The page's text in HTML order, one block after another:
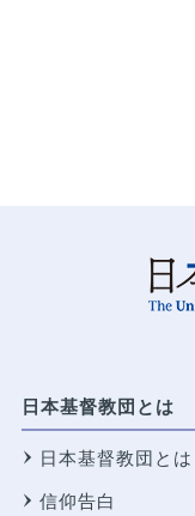
日本基督教団とは
日本基督教団とは
信仰告白